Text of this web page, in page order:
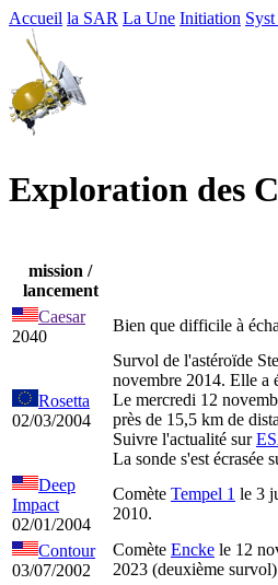
Accueil la SAR La Une Initiation
Exploration des
mission /
lancement
Caesar
2040
Bien que difficile à
Rosetta
02/03/2004
Survol de l'astéroïde
novembre 2014. Elle a
Le mercredi 12
près de 15,5 km de
Suivre l'actualité sur
La sonde s'est écrasée
Deep
Impact
02/01/2004
Comète Tempel 1 le 3
2010.
Contour
03/07/2002
Comète Encke le 12
2023 (deuxième survol)